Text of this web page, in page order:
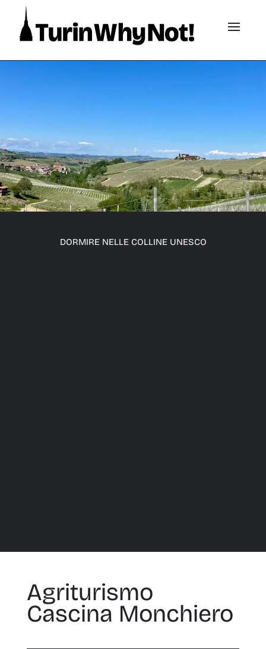
DORMIRE NELLE COLLINE UNESCO
Agriturismo
Cascina Monchiero